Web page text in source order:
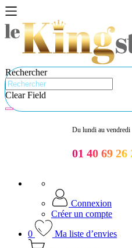
Rechercher
Clear Field
Du lundi au vendredi
01 40 69 26
Connexion
Créer un compte
0
Ma liste d’envies